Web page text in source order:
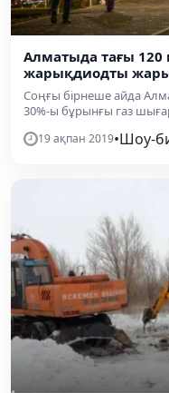
Алматыда тағы 120
жарықдиодты
Соңғы бірнеше айда
30%-ы бұрынғы газ
19 ақпан 2019•Шоу-